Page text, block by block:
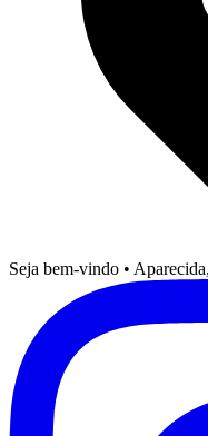
Seja bem-vindo •